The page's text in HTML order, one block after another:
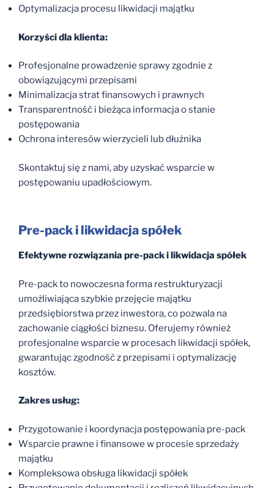
Optymalizacja procesu likwidacji majątku
Korzyści dla klienta:
Profesjonalne prowadzenie sprawy zgodnie z
obowiązującymi przepisami
Minimalizacja strat finansowych i prawnych
Transparentność i bieżąca informacja o stanie
postępowania
Ochrona interesów wierzycieli lub dłużnika
Skontaktuj się z nami, aby uzyskać wsparcie w
postępowaniu upadłościowym.
Pre-pack i likwidacja spółek
Efektywne rozwiązania pre-pack i likwidacja spółek
Pre-pack to nowoczesna forma restrukturyzacji
umożliwiająca szybkie przejęcie majątku
przedsiębiorstwa przez inwestora, co pozwala na
zachowanie ciągłości biznesu. Oferujemy również
profesjonalne wsparcie w procesach likwidacji spółek,
gwarantując zgodność z przepisami i optymalizację
kosztów.
Zakres usług:
Przygotowanie i koordynacja postępowania pre-pack
Wsparcie prawne i finansowe w procesie sprzedaży
majątku
Kompleksowa obsługa likwidacji spółek